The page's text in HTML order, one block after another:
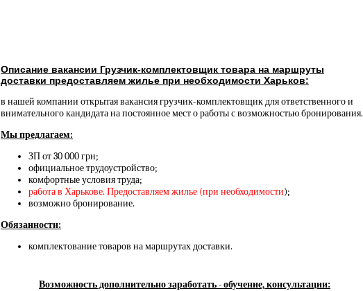
Описание вакансии Грузчик-комплектовщик товара на маршруты
доставки предоставляем жилье при необходимости Харьков:
в нашей компании открытая вакансия грузчик-комплектовщик для ответственного и
внимательного кандидата на постоянное мест о работы с возможностью бронирования.
Мы предлагаем:
ЗП от 30 000 грн;
официальное трудоустройство;
комфортные условия труда;
работа в Харькове. Предоставляем жилье (при необходимости);
возможно бронирование.
Обязанности:
комплектование товаров на маршрутах доставки.
Возможность дополнительно заработать - обучение, консультации: